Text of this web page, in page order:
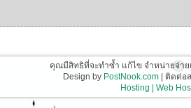
คุณมีสิทธิที่จะทำซ้ำ แก้ไข จำหน่ายจ่า
Design by PostNook.com| ติดต่อส
Hosting | Web